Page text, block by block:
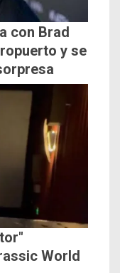
con Brad
y se
World